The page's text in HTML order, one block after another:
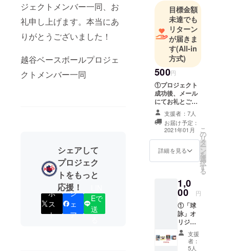
ジェクトメンバー一同、お
礼申し上げます。本当にあ
りがとうございました！
越谷ベースボールプロジェ
クトメンバー一同
シェアして
プロジェク
トをもっと
応援！
ポ
ス
ト
シ
ェ
ア
Eで
送
目標金額
未達でも
リターン
が届きま
す(All-in
方式)
500円
①プロジェクト
成功後、メール
にてお礼とご報
告をさせていた
だきます。（来
年1月頃を予定）
②モザイクアー
トにお名前記載
※②任意。希望す
します。備考欄
にお名前の記入
がない場合は記
載されませんの
でご注意くださ
い。不適切なお
名前の記入はお
やめください。
支援者：7人
お届け予定：
2021年01月
詳細を見る
こ
の
リ
タ
ー
ン
を
選
択
す
る
1,0
00 円
①「球
詠」オ
リジナ
ルス
テッ
カー4種
支援
者：
5人